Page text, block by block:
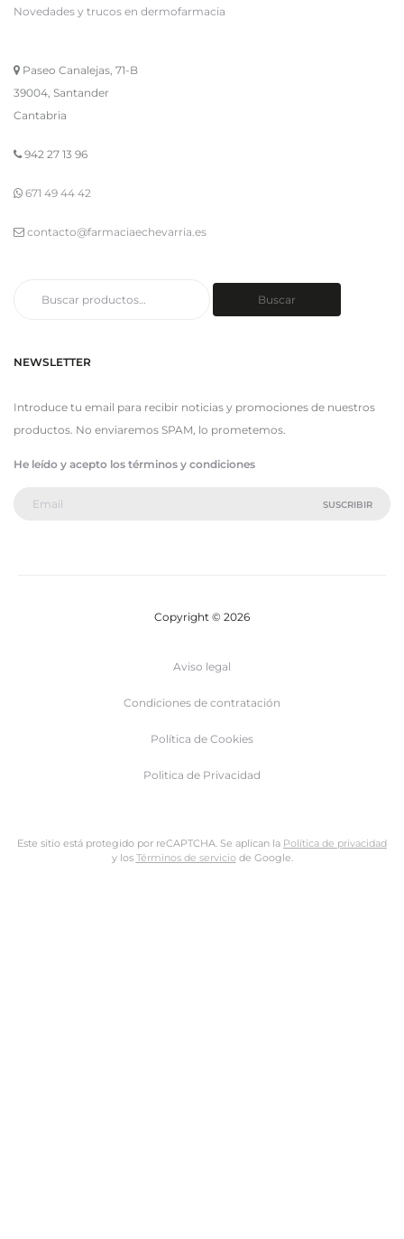
Novedades y trucos en dermofarmacia
Paseo Canalejas, 71-B
39004, Santander
Cantabria
942 27 13 96
671 49 44 42
contacto@farmaciaechevarria.es
Buscar
NEWSLETTER
Introduce tu email para recibir noticias y promociones de nuestros
productos. No enviaremos SPAM, lo prometemos.
He leído y acepto los términos y condiciones
Copyright © 2026
Aviso legal
Condiciones de contratación
Política de Cookies
Politica de Privacidad
Este sitio está protegido por reCAPTCHA. Se aplican la Política de privacidad
y los Términos de serviciode Google.